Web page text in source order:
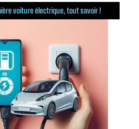
voiture électrique, tout savoir !